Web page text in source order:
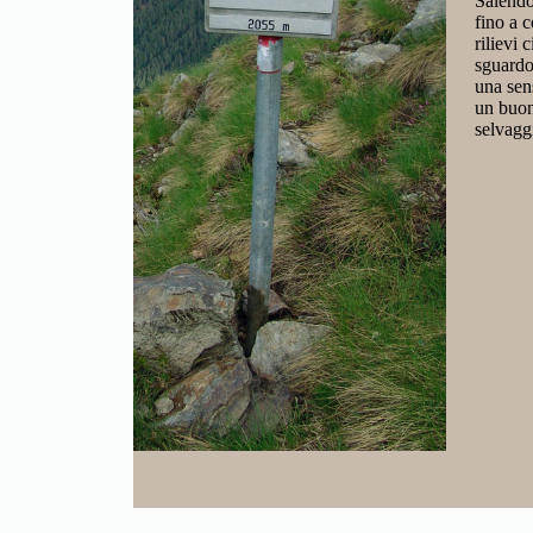
fino a condurre in un ambiente più severo e
rilievi circostanti. L’arrivo alla Forcella Rossa è un
sguardo spazia sulle cime delle Orobie e sulle
una sensazione di isolamento e di grande respiro
un buon passo e un minimo di allenamento, ma
selvaggia e autentica della montagna bergamasca.